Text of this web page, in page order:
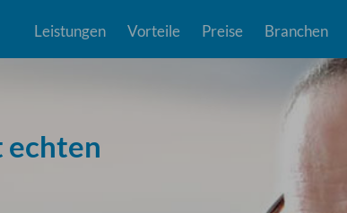
Leistungen Vorteile Preise Branchen
echten